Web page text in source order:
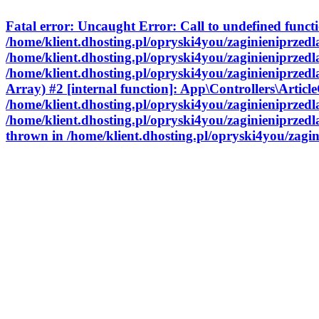
Fatal error: Uncaught Error: Call to undefined
/home/klient.dhosting.pl/opryski4you/
/home/klient.dhosting.pl/opryski4you/
/home/klient.dhosting.pl/opryski4you/
Array) #2 [internal function]:
/home/klient.dhosting.pl/opryski4you/
/home/klient.dhosting.pl/opryski4you/
thrown in /home/klient.dhosting.pl/opryski4you/